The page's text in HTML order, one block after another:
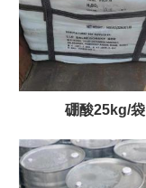
硼酸25kg/袋